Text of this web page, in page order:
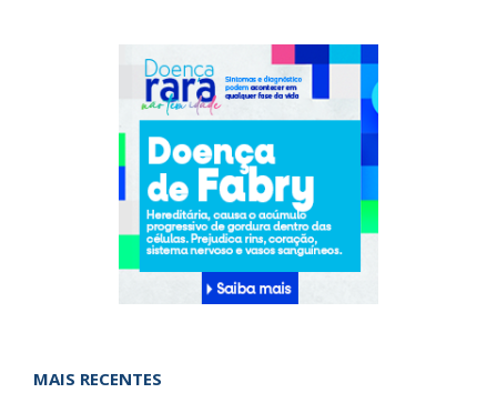
MAIS RECENTES